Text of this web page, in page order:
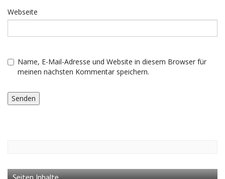
Webseite
Name, E-Mail-Adresse und Website in diesem Browser für
meinen nächsten Kommentar speichern.